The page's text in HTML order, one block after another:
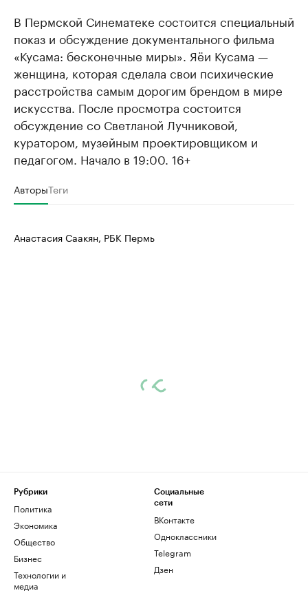
В Пермской Синематеке состоится специальный
показ и обсуждение документального фильма
«Кусама: бесконечные миры». Яёи Кусама —
женщина, которая сделала свои психические
расстройства самым дорогим брендом в мире
искусства. После просмотра состоится
обсуждение со Светланой Лучниковой,
куратором, музейным проектировщиком и
педагогом. Начало в 19:00. 16+
АвторыТеги
Анастасия Саакян, РБК Пермь
Рубрики
Политика
Экономика
Общество
Бизнес
Технологии и
медиа
Социальные
сети
ВКонтакте
Одноклассники
Telegram
Дзен